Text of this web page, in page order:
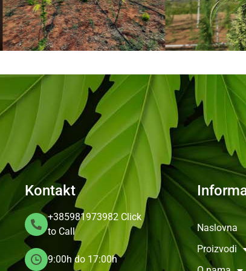
Kontakt
+385981973982 Click
to Call
9:00h do 17:00h
Naslovna
Proizvodi